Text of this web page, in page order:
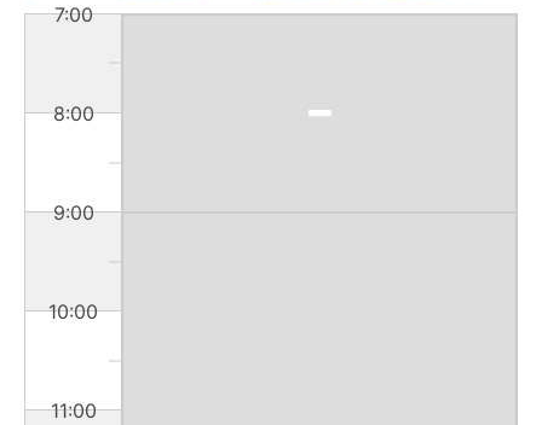
7:00
8:00
9:00
10:00
11:00